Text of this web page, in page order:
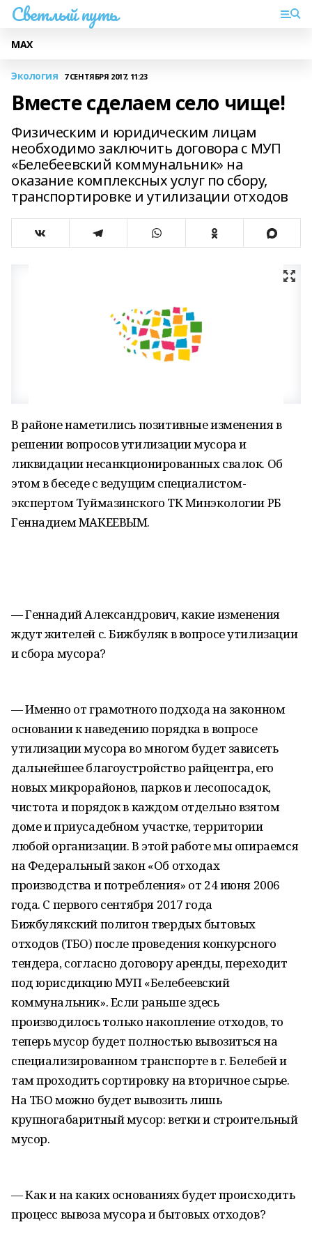
Светлый путь
МАХ
Экология 7 СЕНТЯБРЯ 2017, 11:23
Вместе сделаем село чище!
Физическим и юридическим лицам
необходимо заключить договора с МУП
«Белебеевский коммунальник» на
оказание комплексных услуг по сбору,
транспортировке и утилизации отходов
В районе наметились позитивные изменения в
решении вопросов утилизации мусора и
ликвидации несанкционированных свалок. Об
этом в беседе с ведущим специалистом-
экспертом Туймазинского ТК Минэкологии РБ
Геннадием МАКЕЕВЫМ.
— Геннадий Александрович, какие изменения
ждут жителей с. Бижбуляк в вопросе утилизации
и сбора мусора?
— Именно от грамотного подхода на законном
основании к наведению порядка в вопросе
утилизации мусора во многом будет зависеть
дальнейшее благоустройство райцентра, его
новых микрорайонов, парков и лесопосадок,
чистота и порядок в каждом отдельно взятом
доме и приусадебном участке, территории
любой организации. В этой работе мы опираемся
на Федеральный закон «Об отходах
производства и потребления» от 24 июня 2006
года. С первого сентября 2017 года
Бижбулякский полигон твердых бытовых
отходов (ТБО) после проведения конкурсного
тендера, согласно договору аренды, переходит
под юрисдикцию МУП «Белебеевский
коммунальник». Если раньше здесь
производилось только накопление отходов, то
теперь мусор будет полностью вывозиться на
специализированном транспорте в г. Белебей и
там проходить сортировку на вторичное сырье.
На ТБО можно будет вывозить лишь
крупногабаритный мусор: ветки и строительный
мусор.
— Как и на каких основаниях будет происходить
процесс вывоза мусора и бытовых отходов?